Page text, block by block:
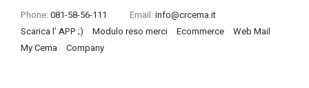
Phone: 081-58-56-111 Email: info@crcema.it
Scarica l’ APP ;)
Modulo reso merci Ecommerce
Web Mail
My Cema
Company